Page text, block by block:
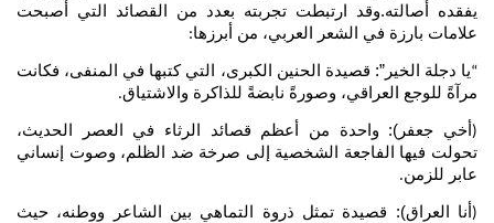
يفقده أصالته.وقد ارتبطت تجربته بعدد من القصائد التي أصبحت
علامات بارزة في الشعر العربي، من أبرزها:
“يا دجلة الخير”: قصيدة الحنين الكبرى، التي كتبها في المنفى، فكانت
مرآةً للوجع العراقي، وصورةً نابضةً للذاكرة والاشتياق.
(أخي جعفر): واحدة من أعظم قصائد الرثاء في العصر الحديث،
تحولت فيها الفاجعة الشخصية إلى صرخة ضد الظلم، وصوت إنساني
عابر للزمن.
(أنا العراق): قصيدة تمثل ذروة التماهي بين الشاعر ووطنه، حيث